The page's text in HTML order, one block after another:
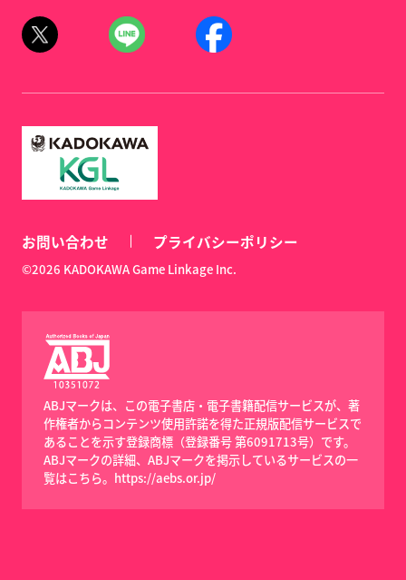
お問い合わせ プライバシーポリシー
©2026 KADOKAWA Game Linkage Inc.
ABJマークは、この電子書店・電子書籍配信サービスが、著
作権者からコンテンツ使用許諾を得た正規版配信サービスで
あることを示す登録商標（登録番号 第6091713号）です。
ABJマークの詳細、ABJマークを掲示しているサービスの一
覧はこちら。 https://aebs.or.jp/